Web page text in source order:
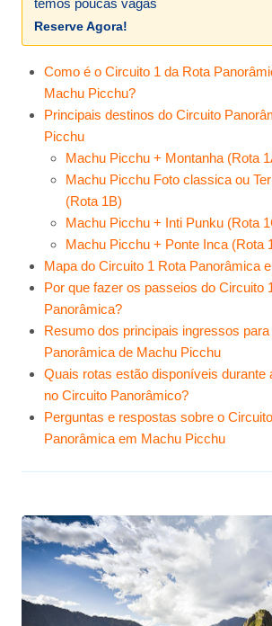
temos poucas vagas
Reserve Agora!
Como é o Circuito 1 da Rota
Machu Picchu?
Principais destinos do Circuito
Picchu
Machu Picchu + Montanha (Rota
Machu Picchu Foto classica ou
(Rota 1B)
Machu Picchu + Inti Punku (Rota
Machu Picchu + Ponte Inca (Rota
Mapa do Circuito 1 Rota Panorâmica
Por que fazer os passeios do Circuito
Panorâmica?
Resumo dos principais ingressos
Panorâmica de Machu Picchu
Quais rotas estão disponíveis durante
no Circuito Panorâmico?
Perguntas e respostas sobre o
Panorâmica em Machu Picchu